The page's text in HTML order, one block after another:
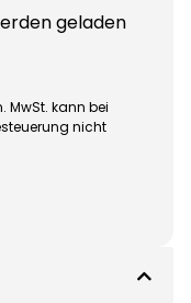
geladen
MwSt. kann bei
nicht